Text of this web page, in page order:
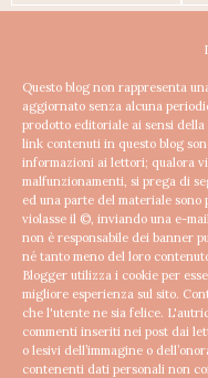
Questo blog non rappresenta
aggiornato senza alcuna
prodotto editoriale ai sensi della
link contenuti in questo blog
informazioni ai lettori; qualora
malfunzionamenti, si prega di
ed una parte del materiale
violasse il ©, inviando una e-
non è responsabile dei banner
né tanto meno del loro
Blogger utilizza i cookie per
migliore esperienza sul sito.
che l'utente ne sia felice.
commenti inseriti nei post dai
o lesivi dell’immagine o
contenenti dati personali non